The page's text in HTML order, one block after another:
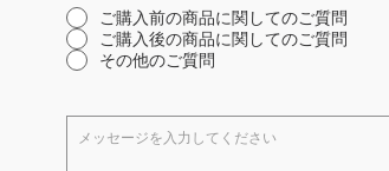
ご購入前の商品に関してのご質問
ご購入後の商品に関してのご質問
その他のご質問